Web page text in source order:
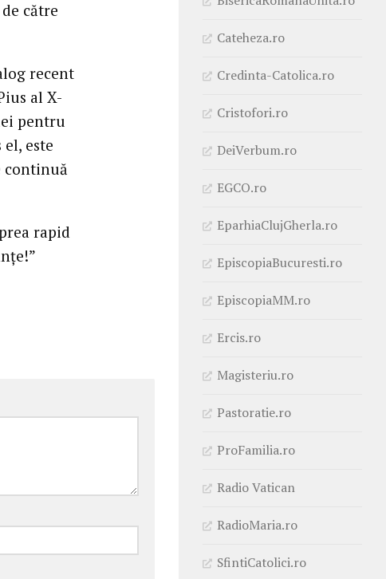
către
recent
al X-
pentru
este
continuă
rapid
Cateheza.ro
Credinta-Catolica.ro
Cristofori.ro
DeiVerbum.ro
EGCO.ro
EparhiaClujGherla.ro
EpiscopiaBucuresti.ro
EpiscopiaMM.ro
Ercis.ro
Magisteriu.ro
Pastoratie.ro
ProFamilia.ro
Radio Vatican
RadioMaria.ro
SfintiCatolici.ro